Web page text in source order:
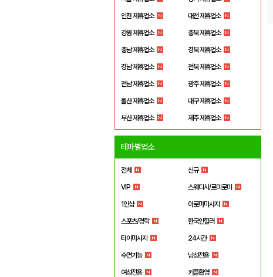
인천 제휴업소 대전 제휴업소
강원 제휴업소 충북 제휴업소
충남 제휴업소 경북 제휴업소
경남 제휴업소 전북 제휴업소
전남 제휴업소 광주 제휴업소
울산 제휴업소 대구 제휴업소
부산 제휴업소 제주 제휴업소
테마별업소
전체 신규
VIP 스웨디시/로미로미
1인샵 아로마마사지
스포츠/경락 한국인힐러
타이마사지 24시간
수면가능 남성전용
여성전용 커플환영